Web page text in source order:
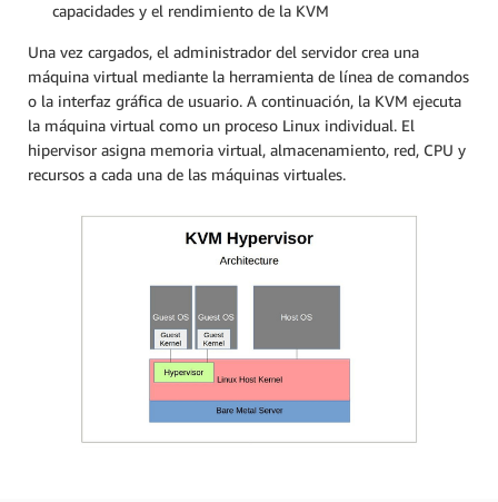
capacidades y el rendimiento de la KVM
Una vez cargados, el administrador del servidor crea una
máquina virtual mediante la herramienta de línea de comandos
o la interfaz gráfica de usuario. A continuación, la KVM ejecuta
la máquina virtual como un proceso Linux individual. El
hipervisor asigna memoria virtual, almacenamiento, red, CPU y
recursos a cada una de las máquinas virtuales.